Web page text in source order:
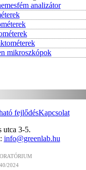
analizátor
mikroszkópok
fejlődésKapcsolat
utca 3-5.
info@greenlab.hu
2024